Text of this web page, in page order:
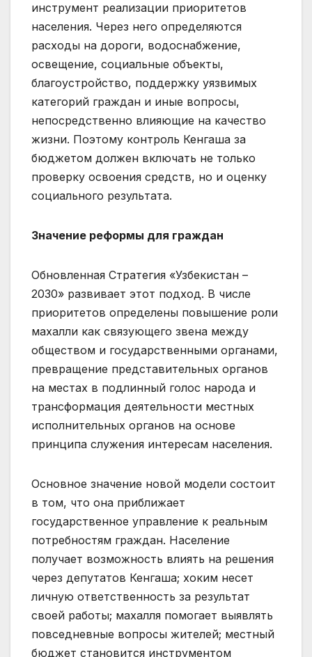
инструмент реализации приоритетов
населения. Через него определяются
расходы на дороги, водоснабжение,
освещение, социальные объекты,
благоустройство, поддержку уязвимых
категорий граждан и иные вопросы,
непосредственно влияющие на качество
жизни. Поэтому контроль Кенгаша за
бюджетом должен включать не только
проверку освоения средств, но и оценку
социального результата.
Значение реформы для граждан
Обновленная Стратегия «Узбекистан –
2030» развивает этот подход. В числе
приоритетов определены повышение роли
махалли как связующего звена между
обществом и государственными органами,
превращение представительных органов
на местах в подлинный голос народа и
трансформация деятельности местных
исполнительных органов на основе
принципа служения интересам населения.
Основное значение новой модели состоит
в том, что она приближает
государственное управление к реальным
потребностям граждан. Население
получает возможность влиять на решения
через депутатов Кенгаша; хоким несет
личную ответственность за результат
своей работы; махалля помогает выявлять
повседневные вопросы жителей; местный
бюджет становится инструментом